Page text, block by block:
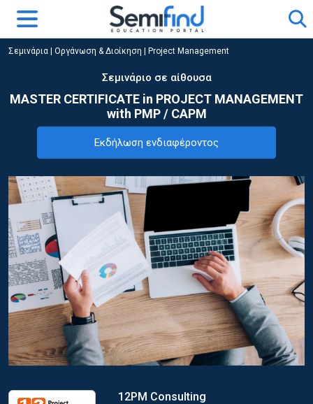
Σεμινάρια Οργάνωση & Διοίκηση Project Management
Σεμινάριο σε αίθουσα
MASTER CERTIFICATE in PROJECT MANAGEMENT
with PMP / CAPM
Εκδήλωση ενδιαφέροντος
12PM Consulting